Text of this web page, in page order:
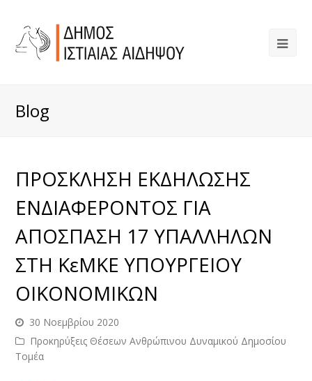
Blog
ΠΡΟΣΚΛΗΣΗ ΕΚΔΗΛΩΣΗΣ
ΕΝΔΙΑΦΕΡΟΝΤΟΣ ΓΙΑ
ΑΠΟΣΠΑΣΗ 17 ΥΠΑΛΛΗΛΩΝ
ΣΤΗ ΚεΜΚΕ ΥΠΟΥΡΓΕΙΟΥ
ΟΙΚΟΝΟΜΙΚΩΝ
30 Νοεμβρίου 2020
Προκηρύξεις Θέσεων Ανθρώπινου Δυναμικού Δημοσίου
Τομέα